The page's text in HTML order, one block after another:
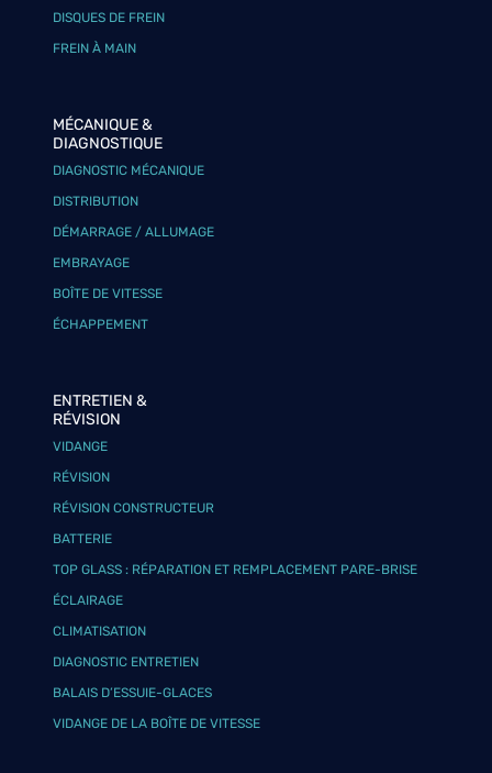
DISQUES DE FREIN
FREIN À MAIN
MÉCANIQUE &
DIAGNOSTIQUE
DIAGNOSTIC MÉCANIQUE
DISTRIBUTION
DÉMARRAGE / ALLUMAGE
EMBRAYAGE
BOÎTE DE VITESSE
ÉCHAPPEMENT
ENTRETIEN &
RÉVISION
VIDANGE
RÉVISION
RÉVISION CONSTRUCTEUR
BATTERIE
TOP GLASS : RÉPARATION ET REMPLACEMENT PARE-BRISE
ÉCLAIRAGE
CLIMATISATION
DIAGNOSTIC ENTRETIEN
BALAIS D’ESSUIE-GLACES
VIDANGE DE LA BOÎTE DE VITESSE